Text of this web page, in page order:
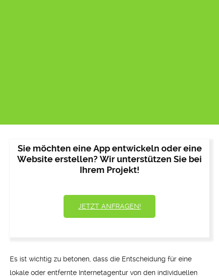
Sie möchten eine App entwickeln oder eine
Website erstellen? Wir unterstützen Sie bei
Ihrem Projekt!
JETZT ANFRAGEN!
Es ist wichtig zu betonen, dass die Entscheidung für eine
lokale oder entfernte Internetagentur von den individuellen